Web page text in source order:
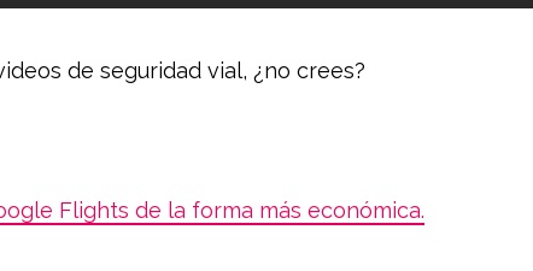
de seguridad vial, ¿no crees?
Flights de la forma más económica.